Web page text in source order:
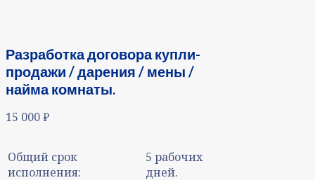
Разработка договора купли-
продажи / дарения / мены /
найма комнаты.
15 000₽
Общий срок
исполнения:
5 рабочих
дней.